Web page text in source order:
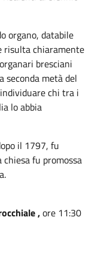
organo, databile
risulta chiaramente
bresciani
seconda metà del
chi tra i
lo abbia
il 1797, fu
fu promossa
,ore 11:30